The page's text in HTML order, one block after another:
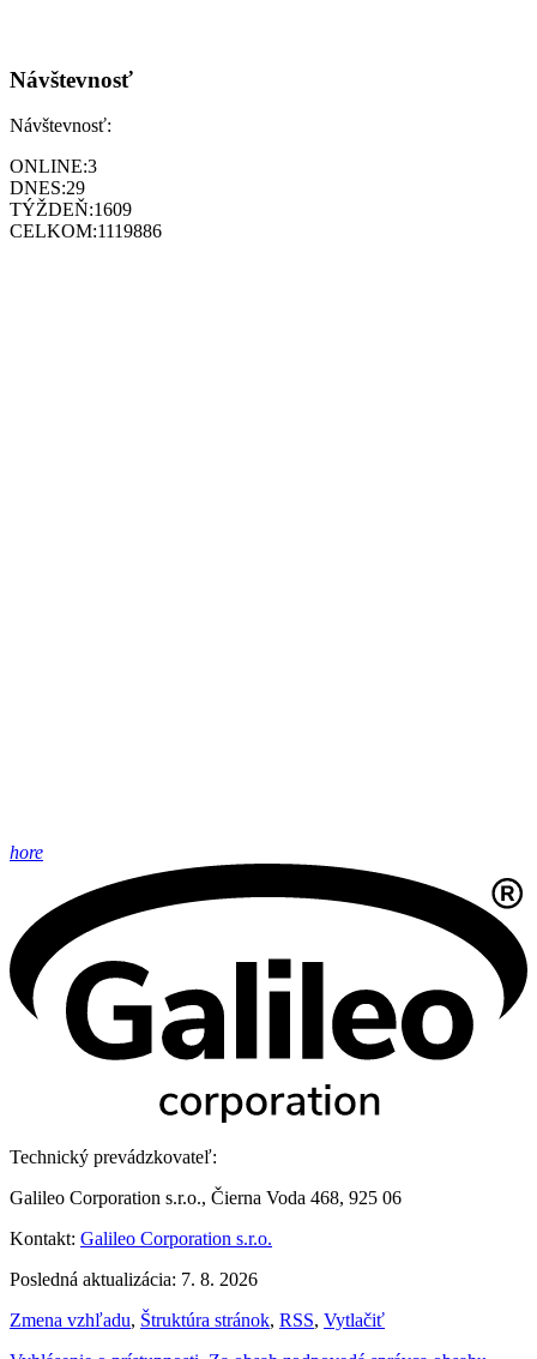
Návštevnosť
Návštevnosť:
ONLINE:3
DNES:29
TÝŽDEŇ:1609
CELKOM:1119886
hore
Technický prevádzkovateľ:
Galileo Corporation s.r.o., Čierna Voda 468, 925 06
Kontakt: Galileo Corporation s.r.o.
Posledná aktualizácia: 7. 8. 2026
Zmena vzhľadu, Štruktúra stránok, RSS, Vytlačiť